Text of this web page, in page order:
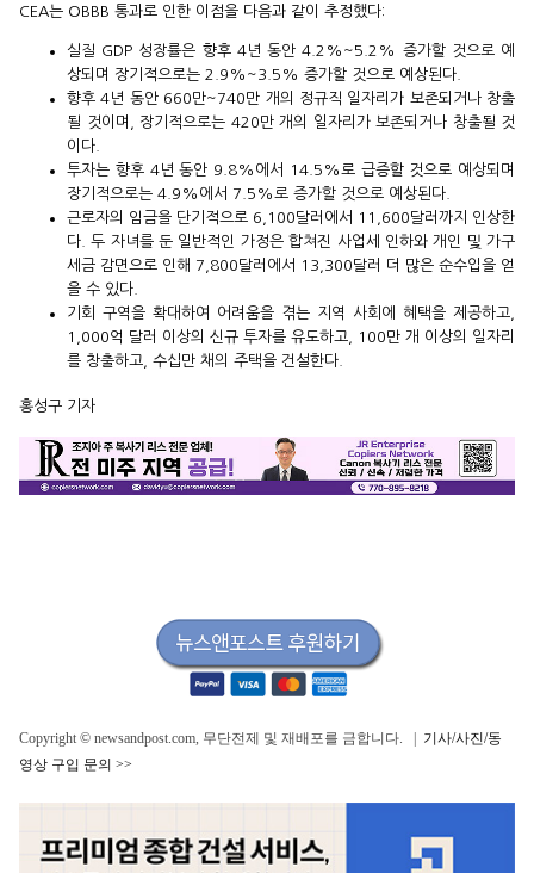
CEA는 OBBB 통과로 인한 이점을 다음과 같이 추정했다:
실질 GDP 성장률은 향후 4년 동안 4.2%~5.2% 증가할 것으로 예
상되며 장기적으로는 2.9%~3.5% 증가할 것으로 예상된다.
향후 4년 동안 660만~740만 개의 정규직 일자리가 보존되거나 창출
될 것이며, 장기적으로는 420만 개의 일자리가 보존되거나 창출될 것
이다.
투자는 향후 4년 동안 9.8%에서 14.5%로 급증할 것으로 예상되며
장기적으로는 4.9%에서 7.5%로 증가할 것으로 예상된다.
근로자의 임금을 단기적으로 6,100달러에서 11,600달러까지 인상한
다. 두 자녀를 둔 일반적인 가정은 합쳐진 사업세 인하와 개인 및 가구
세금 감면으로 인해 7,800달러에서 13,300달러 더 많은 순수입을 얻
을 수 있다.
기회 구역을 확대하여 어려움을 겪는 지역 사회에 혜택을 제공하고,
1,000억 달러 이상의 신규 투자를 유도하고, 100만 개 이상의 일자리
를 창출하고, 수십만 채의 주택을 건설한다.
홍성구 기자
Copyright © newsandpost.com, 무단전제 및 재배포를 금합니다. | 기사/사진/동
영상 구입 문의 >>